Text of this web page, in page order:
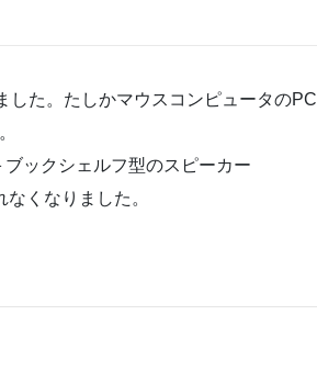
した。たしかマウスコンピュータのPC
ックシェルフ型のスピーカー
くなりました。